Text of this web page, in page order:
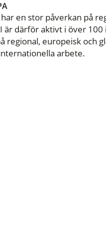
en stor påverkan på
är därför aktivt i över
europeisk och
arbete.